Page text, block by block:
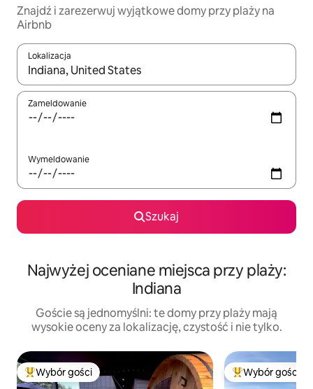
Znajdź i zarezerwuj wyjątkowe domy przy plaży na
Airbnb
Lokalizacja
Gdy wyniki będą dostępne, możesz poruszać się po nich za
Zameldowanie
Wymeldowanie
Szukaj
Najwyżej oceniane miejsca przy plaży:
Indiana
Goście są jednomyślni: te domy przy plaży mają
wysokie oceny za lokalizację, czystość i nie tylko.
Najpopularniejsze z kategorii Wybór gości
Wybór gości Wybór gości